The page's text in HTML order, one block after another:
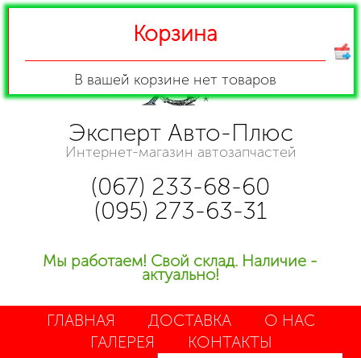
Эксперт Авто-Плюс
Интернет-магазин автозапчастей
(067) 233-68-60
(095) 273-63-31
Мы работаем! Свой склад. Наличие -
актуально!
ГЛАВНАЯ ДОСТАВКА
О НАС
ГАЛЕРЕЯ
КОНТАКТЫ
Корзина
В вашей корзине нет товаров